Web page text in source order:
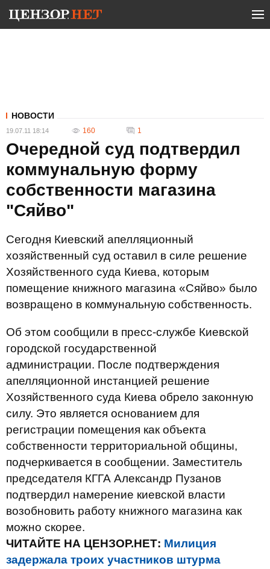
НОВОСТИ
19.07.11 18:14 160 1
Очередной суд подтвердил
коммунальную форму
собственности магазина
"Сяйво"
Сегодня Киевский апелляционный
хозяйственный суд оставил в силе решение
Хозяйственного суда Киева, которым
помещение книжного магазина «Сяйво» было
возвращено в коммунальную собственность.
Об этом сообщили в пресс-службе Киевской
городской государственной
администрации. После подтверждения
апелляционной инстанцией решение
Хозяйственного суда Киева обрело законную
силу. Это является основанием для
регистрации помещения как объекта
собственности территориальной общины,
подчеркивается в сообщении. Заместитель
председателя КГГА Александр Пузанов
подтвердил намерение киевской власти
возобновить работу книжного магазина как
можно скорее.
ЧИТАЙТЕ НА ЦЕНЗОР.НЕТ: Милиция
задержала троих участников штурма